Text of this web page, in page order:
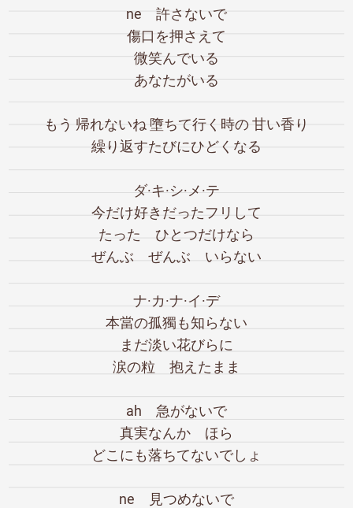
ne 許さないで
傷口を押さえて
微笑んでいる
あなたがいる
もう 帰れないね 墮ちて行く時の 甘い香り
繰り返すたびにひどくなる
ダ·キ·シ·メ·テ
今だけ好きだったフリして
たった ひとつだけなら
ぜんぶ ぜんぶ いらない
ナ·カ·ナ·イ·デ
本當の孤獨も知らない
まだ淡い花びらに
涙の粒 抱えたまま
ah 急がないで
真実なんか ほら
どこにも落ちてないでしょ
ne 見つめないで